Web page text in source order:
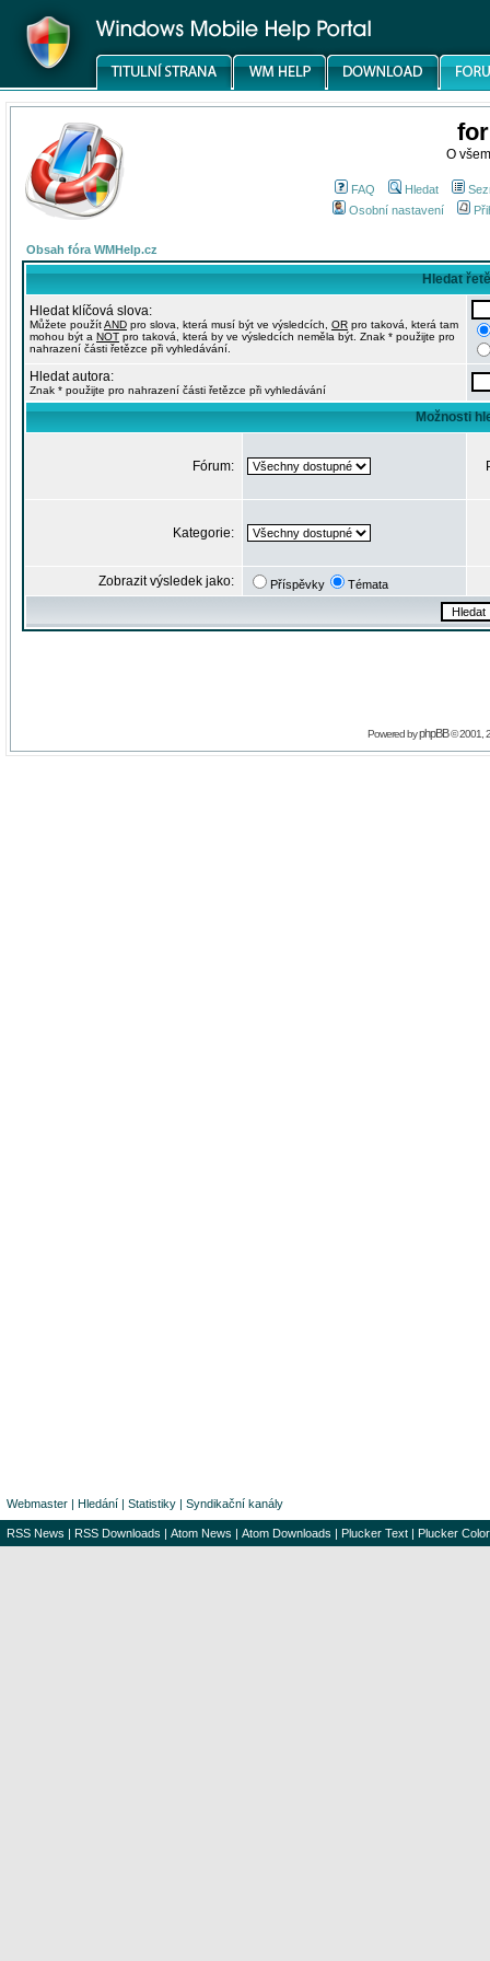
O
FAQ Hledat
Osobní nastavení
Obsah fóra WMHelp.cz
Hledat
Hledat klíčová slova:
Můžete použítAND pro slova, která musí být ve výsledcích, OR pro taková, která tam
mohou být a NOT pro taková, která by ve výsledcích neměla být. Znak * použijte pro
nahrazení části řetězce při vyhledávání.
Hledat autora:
Znak * použijte pro nahrazení části řetězce při vyhledávání
Možnosti
Fórum:
Kategorie:
Zobrazit výsledek jako: Příspěvky Témata
Powered byphpBB© 2001,
Webmaster | Hledání | Statistiky | Syndikační kanály
RSS News | RSS Downloads | Atom News | Atom Downloads | Plucker Text | Plucker Color